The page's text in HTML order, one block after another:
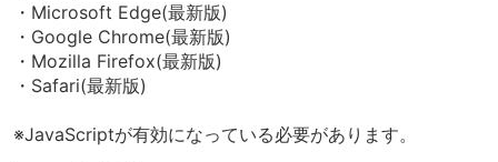
・Microsoft Edge(最新版)
・Google Chrome(最新版)
・Mozilla Firefox(最新版)
・Safari(最新版)
※JavaScriptが有効になっている必要があります。